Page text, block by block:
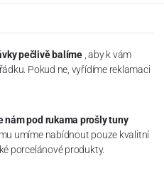
pečlivě balíme , aby k vám
Pokud ne, vyřídíme reklamaci
nám pod rukama prošly tuny
umíme nabídnout pouze kvalitní
porcelánové produkty.